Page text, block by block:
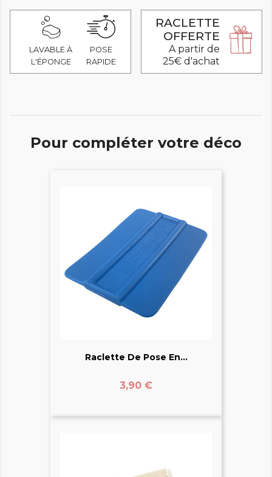
LAVABLE À
L'ÉPONGE
POSE
RAPIDE
RACLETTE
OFFERTE
A partir de
25€ d'achat
Pour compléter votre déco
Raclette De Pose En...
Prix
3,90 €